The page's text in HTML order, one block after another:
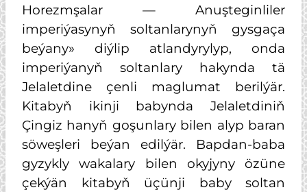
Horezmşalar — Anuşteginliler
imperiýasynyň soltanlarynyň gysgaça
beýany» diýlip atlandyrylyp, onda
imperiýanyň soltanlary hakynda tä
Jelaletdine çenli maglumat berilýär.
Kitabyň ikinji babynda Jelaletdiniň
Çingiz hanyň goşunlary bilen alyp baran
söweşleri beýan edilýär. Bapdan-baba
gyzykly wakalary bilen okyjyny özüne
çekýän kitabyň üçünji baby soltan